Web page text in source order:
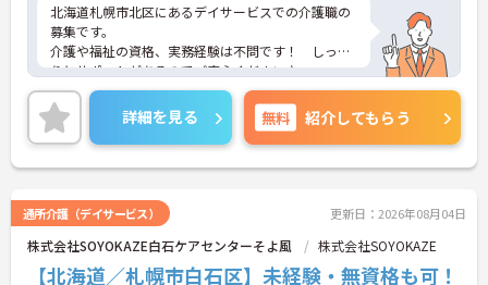
北海道札幌市北区にあるデイサービスでの介護職の
募集です。
介護や福祉の資格、実務経験は不問です！ しっか
りとサポートがあるのでご安心ください♪
また食事補助、定期健康診断など、働きやすい手当
や福利厚生が整っています☆
ご興味のある方には、面接対策ポイントなど、さら
に詳細をお話しいたしますのでお気軽にご相談くだ
さい！
詳細を見る 無料 紹介してもらう
通所介護（デイサービス） 更新日：2026年08月04日
株式会社SOYOKAZE白石ケアセンターそよ風 株式会社SOYOKAZE
【北海道／札幌市白石区】未経験・無資格も可！